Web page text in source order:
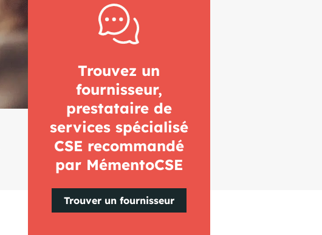
Trouvez un
fournisseur,
prestataire de
services spécialisé
CSE recommandé
par MémentoCSE
Trouver un fournisseur